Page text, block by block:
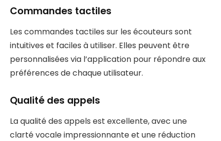
Commandes tactiles
Les commandes tactiles sur les écouteurs sont
intuitives et faciles à utiliser. Elles peuvent être
personnalisées via l’application pour répondre aux
préférences de chaque utilisateur.
Qualité des appels
La qualité des appels est excellente, avec une
clarté vocale impressionnante et une réduction